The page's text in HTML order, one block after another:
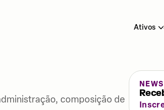
Ativos
composição de